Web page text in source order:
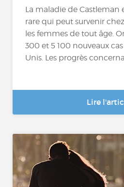
La maladie de Castleman
rare qui peut survenir
les femmes de tout âge.
300 et 5 100 nouveaux
Unis. Les progrès
Lire